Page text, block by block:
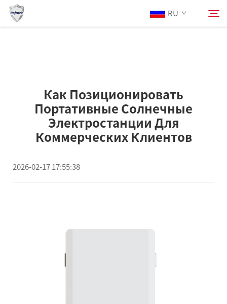
RU
Produkty
Связаться С Нами
Как Позиционировать
Портативные Солнечные
Электростанции Для
Коммерческих Клиентов
2026-02-17 17:55:38